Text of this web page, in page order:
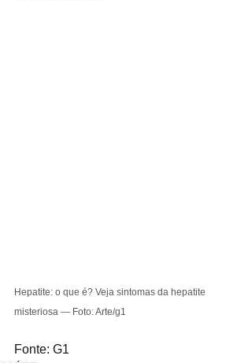
Hepatite: o que é? Veja sintomas da hepatite
misteriosa — Foto: Arte/g1
Fonte: G1